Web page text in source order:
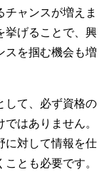
ャンスが増えま
挙げることで、興
スを掴む機会も増
して、必ず資格の
はありません。
に対して情報を仕
とも必要です。